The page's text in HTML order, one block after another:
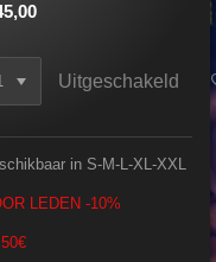
Uitgeschakeld
in S-M-L-XL-XXL
LEDEN -10%